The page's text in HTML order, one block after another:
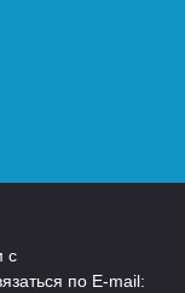
с
по E-mail: